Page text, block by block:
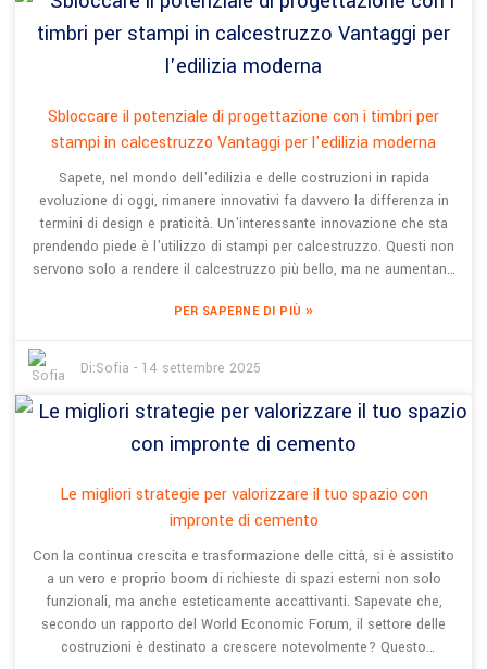
BES Industrial Development Co., Ltd., fondata nel 2008. Stanno
davvero spingendo i limiti con soluzioni di pavimentazione
innovative come il calcestruzzo permeabile colorato e i pavimenti
calcestruzzo decorativo, BES non si limita a migliorare l'aspetto
dei progetti, ma contribuisce anche a sostenere la crescita
sostenibile e la pianificazione eco-consapevole nelle città di tutto
il mondo.
Sbloccare il potenziale di progettazione con i timbri per
stampi in calcestruzzo Vantaggi per l'edilizia moderna
Sapete, nel mondo dell'edilizia e delle costruzioni in rapida
evoluzione di oggi, rimanere innovativi fa davvero la differenza in
termini di design e praticità. Un'interessante innovazione che sta
prendendo piede è l'utilizzo di stampi per calcestruzzo. Questi non
servono solo a rendere il calcestruzzo più bello, ma ne aumentano
2008, Shanghai BES Industrial Development Co., Ltd. è stata una
decorativi in ​​calcestruzzo come il calcestruzzo permeabile
colorato e il calcestruzzo con stampi artistici. L'integrazione di
stampi per calcestruzzo nella nostra gamma di prodotti dimostra il
nostro impegno nell'offrire soluzioni all'avanguardia che
soddisfino le esigenze dell'architettura moderna. In questo blog,
calcestruzzo e parlare di come aprano nuove possibilità creative,
sia per le abitazioni che per gli spazi commerciali, contribuendo a
PER SAPERNE DI PIÙ »
Di:Sofia - 14 settembre 2025
Le migliori strategie per valorizzare il tuo spazio con
impronte di cemento
Con la continua crescita e trasformazione delle città, si è assistito
a un vero e proprio boom di richieste di spazi esterni non solo
funzionali, ma anche esteticamente accattivanti. Sapevate che,
secondo un rapporto del World Economic Forum, il settore delle
costruzioni è destinato a crescere notevolmente? Questo